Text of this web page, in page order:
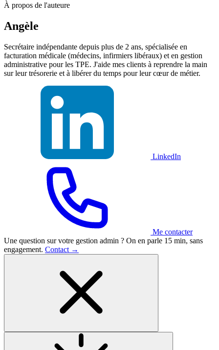
À propos de l'auteure
Angèle
Secrétaire indépendante depuis plus de 2 ans, spécialisée en
facturation médicale (médecins, infirmiers libéraux) et en gestion
administrative pour les TPE. J'aide mes clients à reprendre la main
sur leur trésorerie et à libérer du temps pour leur cœur de métier.
LinkedIn
Me contacter
Une question sur votre gestion admin ? On en parle 15 min, sans
engagement. Contact →